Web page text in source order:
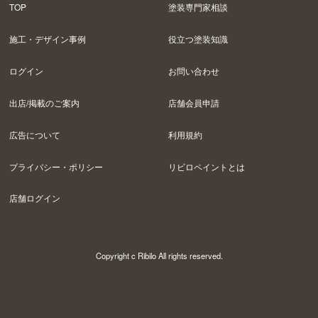
TOP 塗装専門家相談
施工・デザイン事例 役立つ塗装知識
ログイン お問い合わせ
出店/掲載のご案内 店舗会員申請
広告について 利用規約
プライバシー・ポリシー リビロペイントとは
店舗ログイン
Copyright c Ribilo All rights reserved.